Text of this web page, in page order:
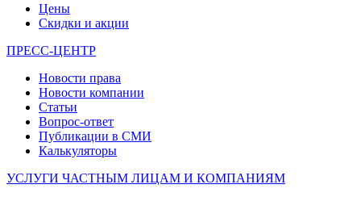
Цены
Скидки и акции
ПРЕСС-ЦЕНТР
Новости права
Новости компании
Статьи
Вопрос-ответ
Публикации в СМИ
Калькуляторы
УСЛУГИ ЧАСТНЫМ ЛИЦАМ И КОМПАНИЯМ